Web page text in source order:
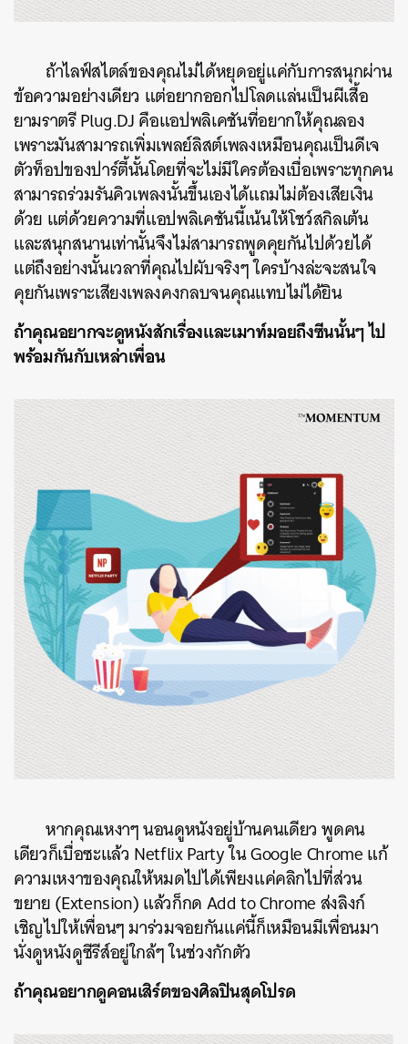
ถ้าไลฟ์สไตล์ของคุณไม่ได้หยุดอยู่แค่กับการสนุกผ่าน
ข้อความอย่างเดียว แต่อยากออกไปโลดแล่นเป็นผีเสื้อ
ยามราตรีPlug.DJคือแอปพลิเคชันที่อยากให้คุณลอง
เพราะมันสามารถเพิ่มเพลย์ลิสต์เพลงเหมือนคุณเป็นดีเจ
ตัวท็อปของปาร์ตี้นั้นโดยที่จะไม่มีใครต้องเบื่อเพราะทุกคน
สามารถร่วมรันคิวเพลงนั้นขึ้นเองได้แถมไม่ต้องเสียเงิน
ด้วย แต่ด้วยความที่แอปพลิเคชันนี้เน้นให้โชว์สกิลเต้น
และสนุกสนานเท่านั้นจึงไม่สามารถพูดคุยกันไปด้วยได้
แต่ถึงอย่างนั้นเวลาที่คุณไปผับจริงๆใครบ้างล่ะจะสนใจ
คุยกันเพราะเสียงเพลงคงกลบจนคุณแทบไม่ได้ยิน
ถ้าคุณอยากจะดูหนังสักเรื่องและเมาท์มอยถึงซีนนั้นๆไป
พร้อมกันกับเหล่าเพื่อน
หากคุณเหงาๆ นอนดูหนังอยู่บ้านคนเดียว พูดคน
เดียวก็เบื่อซะแล้ว Netflix Party ใน Google Chrome แก้
ความเหงาของคุณให้หมดไปได้เพียงแค่คลิกไปที่ส่วน
ขยาย (Extension) แล้วก็กด Add to Chrome ส่งลิงก์
เชิญไปให้เพื่อนๆ มาร่วมจอยกันแค่นี้ก็เหมือนมีเพื่อนมา
นั่งดูหนังดูซีรีส์อยู่ใกล้ๆ ในช่วงกักตัว
ถ้าคุณอยากดูคอนเสิร์ตของศิลปินสุดโปรด